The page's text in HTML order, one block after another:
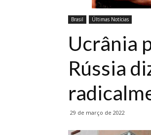
Brasil Últimas Notícias
Ucrânia
Rússia
29 de março de 2022